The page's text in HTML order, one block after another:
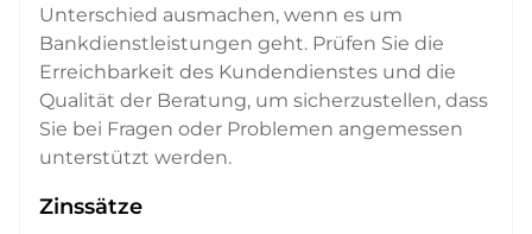
Unterschied ausmachen, wenn es um
Bankdienstleistungen geht. Prüfen Sie die
Erreichbarkeit des Kundendienstes und die
Qualität der Beratung, um sicherzustellen, dass
Sie bei Fragen oder Problemen angemessen
unterstützt werden.
Zinssätze